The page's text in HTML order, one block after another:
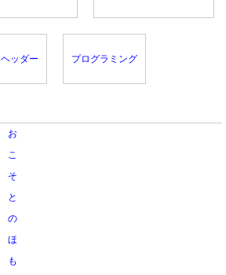
ヘッダー プログラミング
お
こ
そ
と
の
ほ
も